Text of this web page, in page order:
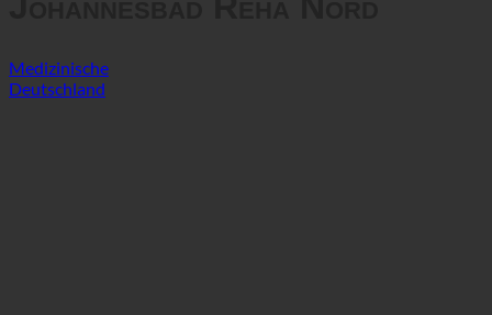
Johannesbad Reha Nord